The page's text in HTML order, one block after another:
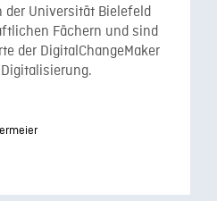
der Universität Bielefeld
Fächern und sind
der DigitalChangeMaker